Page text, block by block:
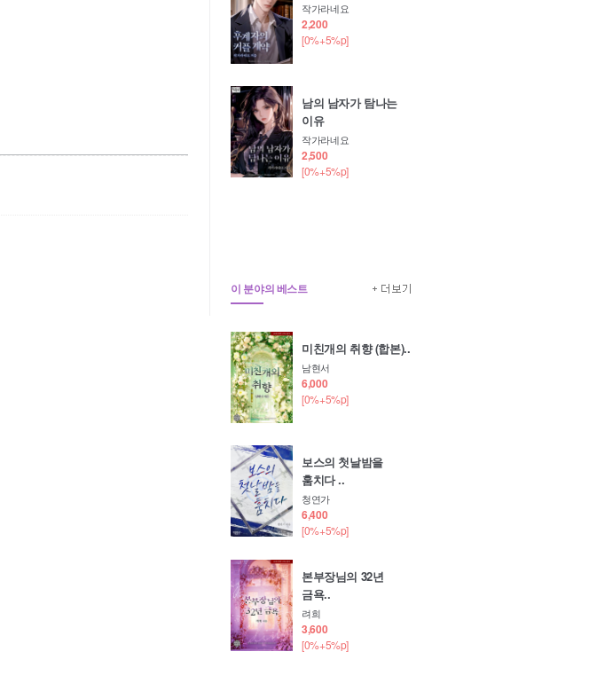
작가라네요
2,200
[0%+5%p]
남의 남자가 탐나는
이유
작가라네요
2,500
[0%+5%p]
이 분야의 베스트
미친개의 취향 (합본)..
남현서
6,000
[0%+5%p]
보스의 첫날밤을
훔치다 ..
청연가
6,400
[0%+5%p]
본부장님의 32년
금욕..
려희
3,600
[0%+5%p]